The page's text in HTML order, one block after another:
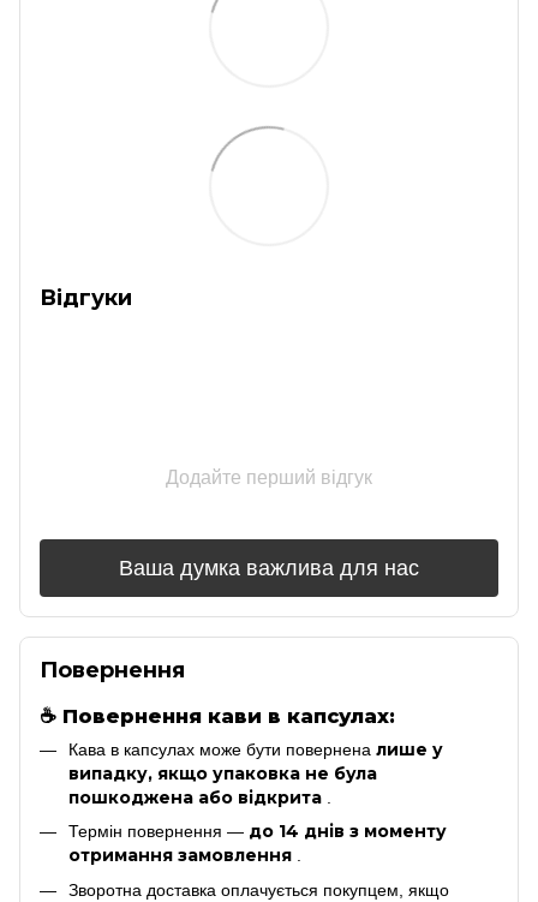
Відгуки
Додайте перший відгук
Ваша думка важлива для нас
Повернення
☕ Повернення кави в капсулах:
Кава в капсулах може бути повернена лише у
випадку, якщо упаковка не була
пошкоджена або відкрита
Термін повернення — до 14 днів з моменту
отримання замовлення .
Зворотна доставка оплачується покупцем, якщо